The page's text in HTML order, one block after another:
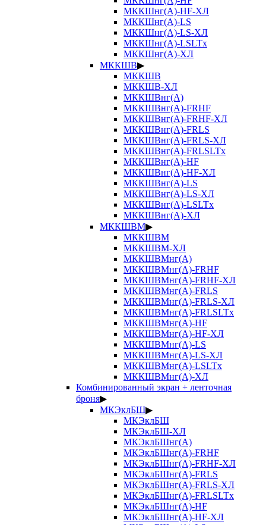
МККШнг(А)-HF-ХЛ
МККШнг(А)-LS
МККШнг(А)-LS-ХЛ
МККШнг(А)-LSLTx
МККШнг(А)-ХЛ
МККШВ▶
МККШВ
МККШВ-ХЛ
МККШВнг(А)
МККШВнг(А)-FRHF
МККШВнг(А)-FRHF-ХЛ
МККШВнг(А)-FRLS
МККШВнг(А)-FRLS-ХЛ
МККШВнг(А)-FRLSLTx
МККШВнг(А)-HF
МККШВнг(А)-HF-ХЛ
МККШВнг(А)-LS
МККШВнг(А)-LS-ХЛ
МККШВнг(А)-LSLTx
МККШВнг(А)-ХЛ
МККШВМ▶
МККШВМ
МККШВМ-ХЛ
МККШВМнг(А)
МККШВМнг(А)-FRHF
МККШВМнг(А)-FRHF-ХЛ
МККШВМнг(А)-FRLS
МККШВМнг(А)-FRLS-ХЛ
МККШВМнг(А)-FRLSLTx
МККШВМнг(А)-HF
МККШВМнг(А)-HF-ХЛ
МККШВМнг(А)-LS
МККШВМнг(А)-LS-ХЛ
МККШВМнг(А)-LSLTx
МККШВМнг(А)-ХЛ
Комбинированный экран + ленточная
броня▶
МКЭклБШ▶
МКЭклБШ
МКЭклБШ-ХЛ
МКЭклБШнг(А)
МКЭклБШнг(А)-FRHF
МКЭклБШнг(А)-FRHF-ХЛ
МКЭклБШнг(А)-FRLS
МКЭклБШнг(А)-FRLS-ХЛ
МКЭклБШнг(А)-FRLSLTx
МКЭклБШнг(А)-HF
МКЭклБШнг(А)-HF-ХЛ